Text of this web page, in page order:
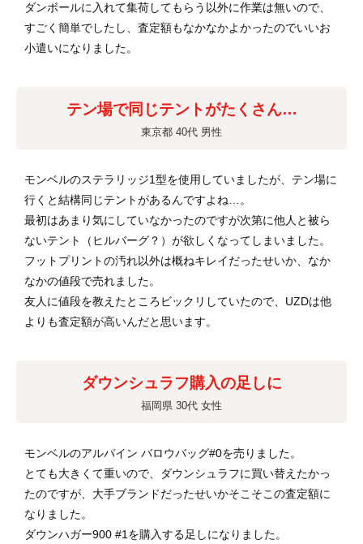
ダンボールに入れて集荷してもらう以外に作業は無いので、
すごく簡単でしたし、査定額もなかなかよかったのでいいお
小遣いになりました。
テン場で同じテントがたくさん…
東京都 40代 男性
モンベルのステラリッジ1型を使用していましたが、テン場に
行くと結構同じテントがあるんですよね…。
最初はあまり気にしていなかったのですが次第に他人と被ら
ないテント（ヒルバーグ？）が欲しくなってしまいました。
フットプリントの汚れ以外は概ねキレイだったせいか、なか
なかの値段で売れました。
友人に値段を教えたところビックリしていたので、UZDは他
よりも査定額が高いんだと思います。
ダウンシュラフ購入の足しに
福岡県 30代 女性
モンベルのアルパイン バロウバッグ#0を売りました。
とても大きくて重いので、ダウンシュラフに買い替えたかっ
たのですが、大手ブランドだったせいかそこそこの査定額に
なりました。
ダウンハガー900 #1を購入する足しになりました。